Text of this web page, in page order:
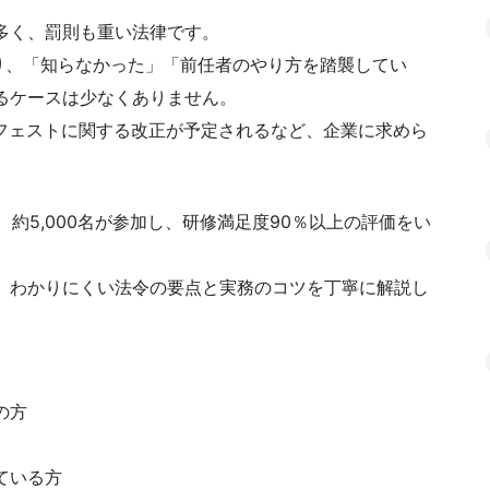
、罰則も重い法律です。
「知らなかった」「前任者のやり方を踏襲してい
ースは少なくありません。
ストに関する改正が予定されるなど、企業に求めら
5,000名が参加し、研修満足度90％以上の評価をい
かりにくい法令の要点と実務のコツを丁寧に解説し
方
いる方